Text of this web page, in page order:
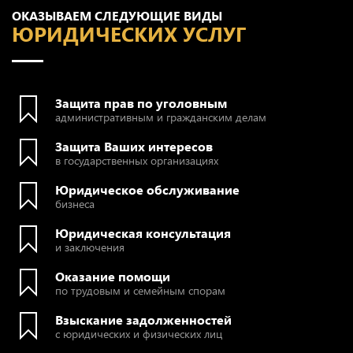
ОКАЗЫВАЕМ СЛЕДУЮЩИЕ ВИДЫ
ЮРИДИЧЕСКИХ УСЛУГ
Защита прав по уголовным
административным и гражданским делам
Защита Ваших интересов
в государственных организациях
Юридическое обслуживание
бизнеса
Юридическая консультация
и заключения
Оказание помощи
по трудовым и семейным спорам
Взыскание задолженностей
с юридических и физических лиц